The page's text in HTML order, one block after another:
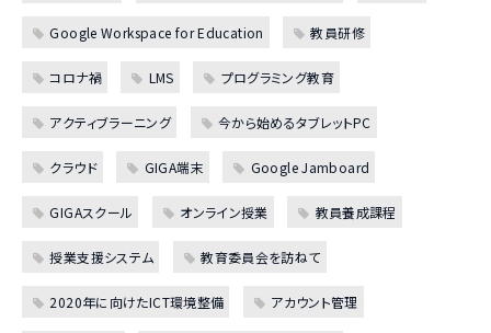
Google Workspace for Education 教員研修
コロナ禍 LMS プログラミング教育
アクティブラーニング 今から始めるタブレットPC
クラウド GIGA端末 Google Jamboard
GIGAスクール オンライン授業 教員養成課程
授業支援システム 教育委員会を訪ねて
2020年に向けたICT環境整備 アカウント管理